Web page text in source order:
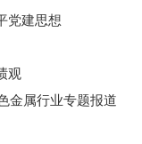
党建思想
观
金属行业专题报道